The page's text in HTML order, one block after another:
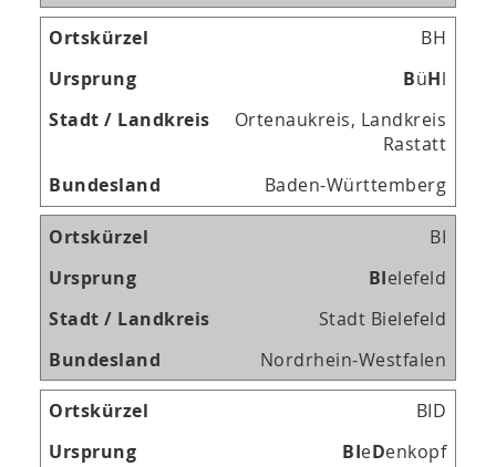
BH
BüHl
Ortenaukreis, Landkreis
Rastatt
Baden-Württemberg
BI
BIelefeld
Stadt Bielefeld
Nordrhein-Westfalen
BID
BIeDenkopf